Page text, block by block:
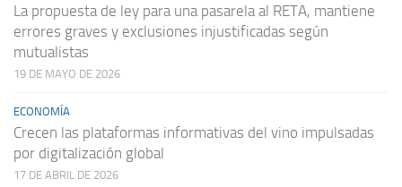
La propuesta de ley para una pasarela al RETA, mantiene
errores graves y exclusiones injustificadas según
mutualistas
19 DE MAYO DE 2026
ECONOMÍA
Crecen las plataformas informativas del vino impulsadas
por digitalización global
17 DE ABRIL DE 2026